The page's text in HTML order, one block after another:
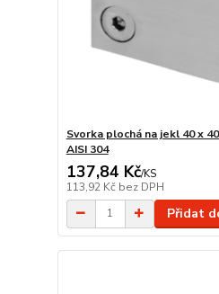
Svorka plochá na jekl 40 x
AISI 304
137,84 Kč/KS
113,92 Kč bez DPH
Přidat